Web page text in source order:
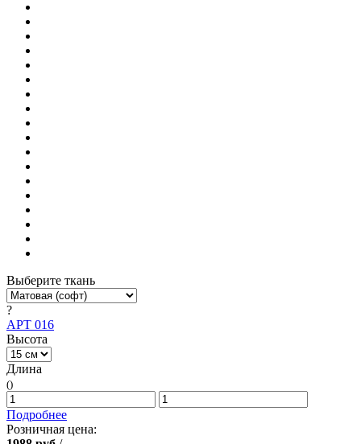
Выберите ткань
?
АРТ 016
Высота
Длина
()
Подробнее
Розничная цена: